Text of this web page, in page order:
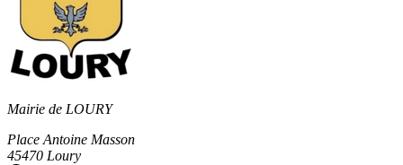
Mairie de LOURY
Place Antoine Masson
45470 Loury